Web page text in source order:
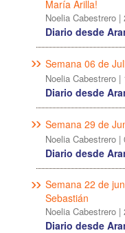
María Arilla!
Noelia Cabestrero |
Diario desde
Semana 06 de
Noelia Cabestrero |
Diario desde
Semana 29 de
Noelia Cabestrero |
Diario desde
Semana 22 de
Sebastián
Noelia Cabestrero |
Diario desde